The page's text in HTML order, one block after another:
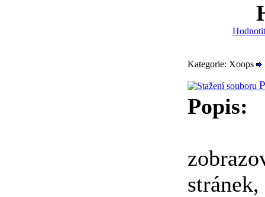
Kategorie: Xoops
Popis: